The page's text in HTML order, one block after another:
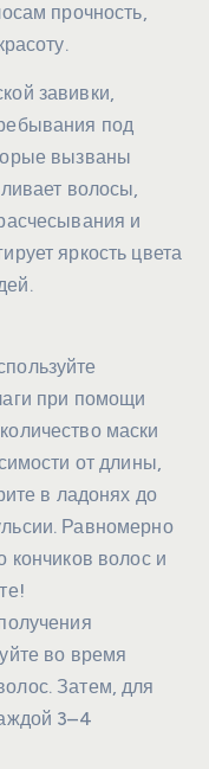
прочность,
завивки,
под
вызваны
волосы,
и
яркость цвета
при помощи
маски
от длины,
в ладонях до
Равномерно
кончиков волос и
во время
Затем, для
3–4